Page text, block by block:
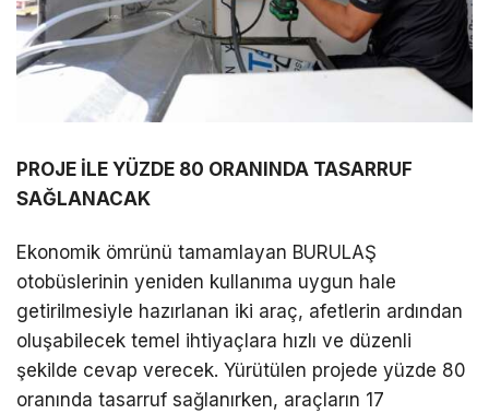
PROJE İLE YÜZDE 80 ORANINDA TASARRUF
SAĞLANACAK
Ekonomik ömrünü tamamlayan BURULAŞ
otobüslerinin yeniden kullanıma uygun hale
getirilmesiyle hazırlanan iki araç, afetlerin ardından
oluşabilecek temel ihtiyaçlara hızlı ve düzenli
şekilde cevap verecek. Yürütülen projede yüzde 80
oranında tasarruf sağlanırken, araçların 17